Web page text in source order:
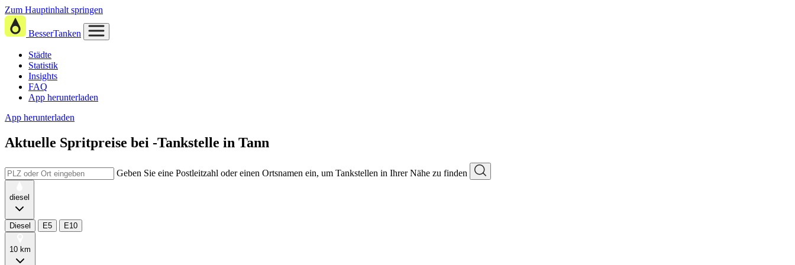
Zum Hauptinhalt springen
BesserTanken
Städte
Statistik
Insights
FAQ
App herunterladen
App herunterladen
Aktuelle Spritpreise bei -Tankstelle in Tann
Geben Sie eine Postleitzahl oder einen Ortsnamen ein, um Tankstellen in Ihrer Nähe zu finden
diesel
Diesel E5 E10
10 km